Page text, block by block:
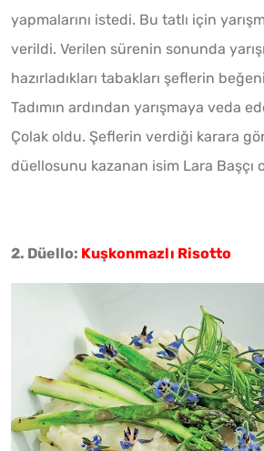
yapmalarını istedi. Bu tatlı için
verildi. Verilen sürenin sonunda
hazırladıkları tabakları şeflerin
Tadımın ardından yarışmaya veda
Çolak oldu. Şeflerin verdiği karara
düellosunu kazanan isim Lara Başçı
2. Düello: Kuşkonmazlı Risotto